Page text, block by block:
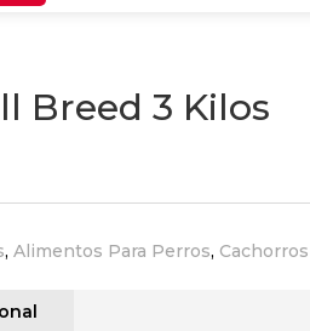
Breed 3 Kilos
, Alimentos Para Perros,